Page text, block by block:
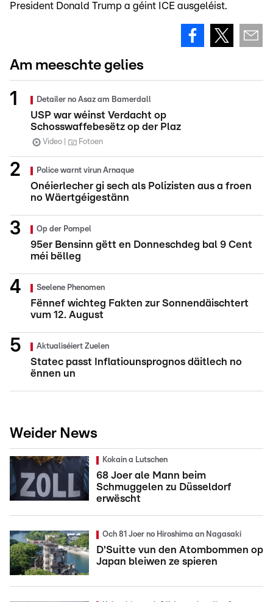
President Donald Trump a géint ICE ausgeléist.
Am meeschte gelies
Detailer no Asaz am Bamerdall
USP war wéinst Verdacht op
Schosswaffebesëtz op der Plaz
Video Fotoen
Police warnt virun Arnaque
Onéierlecher gi sech als Polizisten aus a froen
no Wäertgéigestänn
Op der Pompel
95er Bensinn gëtt en Donneschdeg bal 9 Cent
méi bëlleg
Seelene Phenomen
Fënnef wichteg Fakten zur Sonnendäischtert
vum 12. August
Aktualiséiert Zuelen
Statec passt Inflatiounsprognos däitlech no
ënnen un
Weider News
Kokain a Lutschen
68 Joer ale Mann beim
Schmuggelen zu Düsseldorf
erwëscht
Och 81 Joer no Hiroshima an Nagasaki
D'Suitte vun den Atombommen op
Japan bleiwen ze spieren